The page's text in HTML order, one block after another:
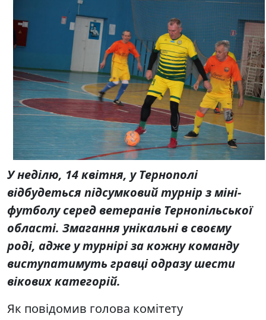
У неділю, 14 квітня, у Тернополі
відбудеться підсумковий турнір з міні-
футболу серед ветеранів Тернопільської
області. Змагання унікальні в своєму
роді, адже у турнірі за кожну команду
виступатимуть гравці одразу шести
вікових категорій.
Як повідомив голова комітету